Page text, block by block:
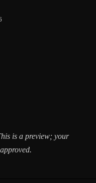
is a preview; your